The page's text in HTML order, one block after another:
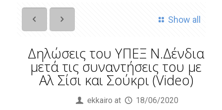
Show all
Δηλώσεις του ΥΠΕΞ Ν.Δένδια
μετά τις συναντήσεις του με
Αλ Σίσι και Σούκρι (Video)
ekkairo at 18/06/2020